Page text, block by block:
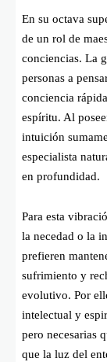
En su octava
de un rol de
conciencias. La
personas a
conciencia
espíritu. Al
intuición
especialista
en profundidad.
Para esta
la necedad o la
prefieren
sufrimiento y
evolutivo. Por
intelectual y
pero necesarias
que la luz del